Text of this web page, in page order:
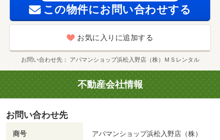
この物件にお問い合わせする
お気に入りに追加する
お問い合わせ先 アパマンショップ浜松入野店（株）ＭＳレンタル
不動産会社情報
お問い合わせ先
商号
アパマンショップ浜松入野店（株）